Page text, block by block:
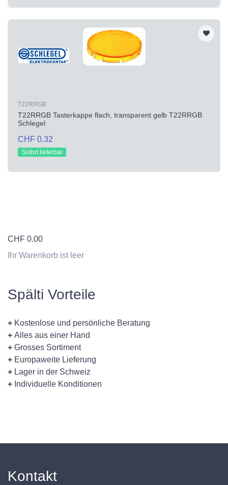
T22RRGB
T22RRGB Tasterkappe flach, transparent gelb T22RRGB
Schlegel
CHF 0.32
Sofort lieferbar
CHF 0.00
Ihr Warenkorb ist leer
Spälti Vorteile
+ Kostenlose und persönliche Beratung
+ Alles aus einer Hand
+ Grosses Sortiment
+ Europaweite Lieferung
+ Lager in der Schweiz
+ Individuelle Konditionen
Kontakt